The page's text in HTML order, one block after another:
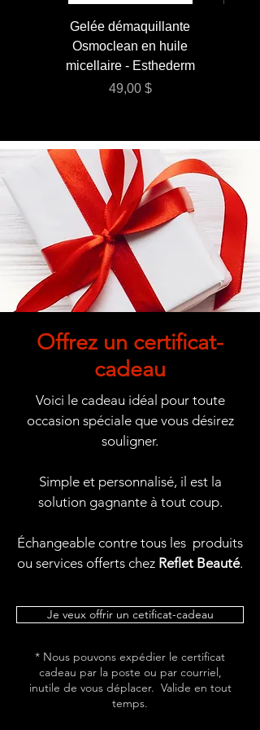
Gelée démaquillante
Osmoclean en huile
micellaire - Esthederm
Prix
49,00 $
Offrez un certificat-
cadeau
Voici le cadeau idéal pour toute
occasion spéciale que vous désirez
souligner.
Simple et personnalisé, il est la
solution gagnante à tout coup.
Échangeable contre tous les produits
ou services offerts chez Reflet Beauté.
Je veux offrir un cetificat-cadeau
* Nous pouvons expédier le certificat
cadeau par la poste ou par courriel,
inutile de vous déplacer. Valide en tout
temps.